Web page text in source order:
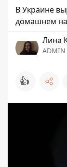
В Украине
домашнем
Лина
ADMIN
👍